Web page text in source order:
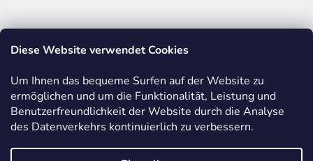
Diese Website verwendet Cookies
Um Ihnen das bequeme Surfen auf der Website zu
ermöglichen und um die Funktionalität, Leistung und
Benutzerfreundlichkeit der Website durch die Analyse
des Datenverkehrs kontinuierlich zu verbessern.
ALLES ÜBER ZOLLSTÖCKE WERBEDRUCK AUF ARTIKELN
BASTELN MIT HOLZ EINBLICKE IN UNSERE PRODUKTION